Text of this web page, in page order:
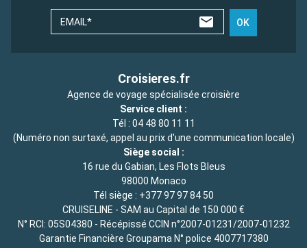
EMAIL* OK
Croisieres.fr
Agence de voyage spécialisée croisière
Service client :
Tél : 04 48 80 11 11
(Numéro non surtaxé, appel au prix d'une communication locale)
Siège social :
16 rue du Gabian, Les Flots Bleus
98000 Monaco
Tél siège : +377 97 97 84 50
CRUISELINE - SAM au Capital de 150 000 €
N° RCI: 05S04380 - Récépissé CCIN n°2007-01231/2007-01232
Garantie Financière Groupama N° police 4007717380